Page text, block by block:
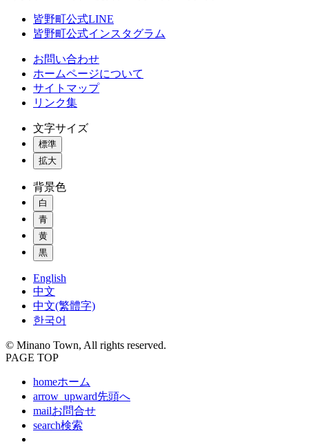
皆野町公式LINE
皆野町公式インスタグラム
お問い合わせ
ホームページについて
サイトマップ
リンク集
文字サイズ
標準
拡大
背景色
白
青
黄
黒
English
中文
中文(繁體字)
한국어
© Minano Town, All rights reserved.
PAGE TOP
homeホーム
arrow_upward先頭へ
mailお問合せ
search検索